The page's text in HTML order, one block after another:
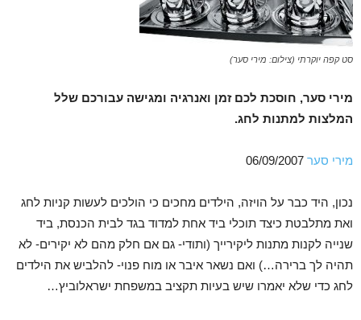
סט קפה יוקרתי (צילום: מירי סער)
מירי סער, חוסכת לכם זמן ואנרגיה ומגישה עבורכם שלל
המלצות למתנות לחג.
מירי סער
נכון, היד כבר על הויזה, הילדים מחכים כי הולכים לעשות קניות לחג
ואת מתלבטת כיצד תוכלי ביד אחת למדוד בגד לבית הכנסת, ביד
שנייה לקנות מתנות ליקירייך (ותודי- גם אם חלק מהם לא יקירים- לא
תהיה לך ברירה…) ואם נשאר איבר או מוח פנוי- להלביש את הילדים
לחג כדי שלא יאמרו שיש בעיות תקציב במשפחת ישראלוביץ…